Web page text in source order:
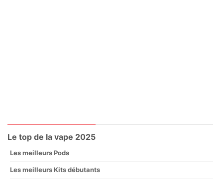
Le top de la vape 2025
Les meilleurs Pods
Les meilleurs Kits débutants